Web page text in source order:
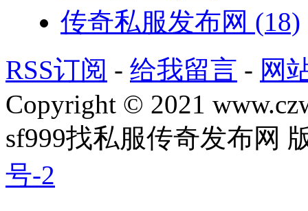
传奇私服发布网 (18)
RSS订阅 - 给我留言 - 网
Copyright © 2021
sf999找私服传奇发布网
号-2